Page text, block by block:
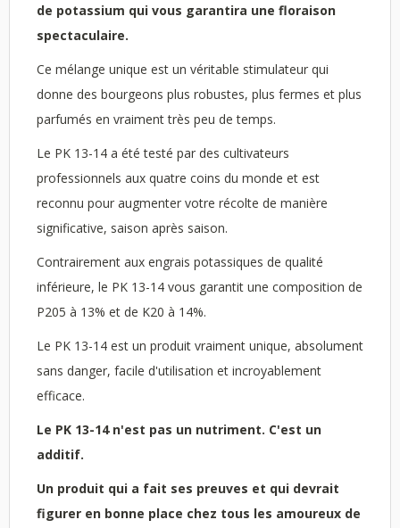
de potassium qui vous garantira une floraison
spectaculaire.
Ce mélange unique est un véritable stimulateur qui
donne des bourgeons plus robustes, plus fermes et plus
parfumés en vraiment très peu de temps.
Le PK 13-14 a été testé par des cultivateurs
professionnels aux quatre coins du monde et est
reconnu pour augmenter votre récolte de manière
significative, saison après saison.
Contrairement aux engrais potassiques de qualité
inférieure, le PK 13-14 vous garantit une composition de
P205 à 13% et de K20 à 14%.
Le PK 13-14 est un produit vraiment unique, absolument
sans danger, facile d'utilisation et incroyablement
efficace.
Le PK 13-14 n'est pas un nutriment. C'est un
additif.
Un produit qui a fait ses preuves et qui devrait
figurer en bonne place chez tous les amoureux de